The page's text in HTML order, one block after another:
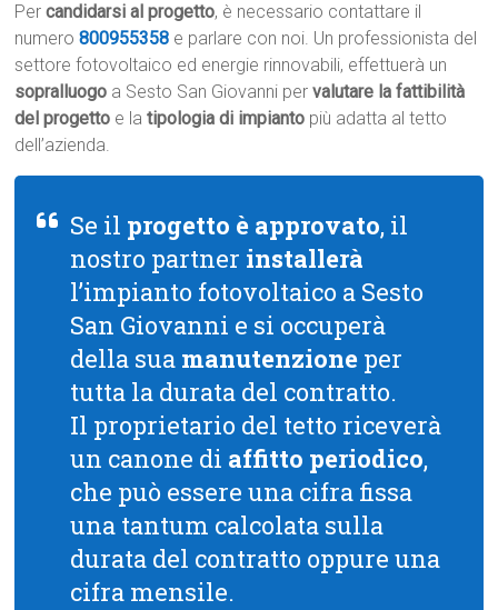
Percandidarsi al progetto, è necessario contattare il
numero800955358 e parlare con noi. Un professionista del
settore fotovoltaico ed energie rinnovabili, effettuerà un
sopralluogo a Sesto San Giovanni pervalutare la fattibilità
del progetto e latipologia di impianto più adatta al tetto
dell’azienda.
Se il progetto è approvato, il
nostro partner installerà
l’impianto fotovoltaico a Sesto
San Giovanni e si occuperà
della sua manutenzione per
tutta la durata del contratto.
Il proprietario del tetto riceverà
un canone di affitto periodico,
che può essere una cifra fissa
una tantum calcolata sulla
durata del contratto oppure una
cifra mensile.